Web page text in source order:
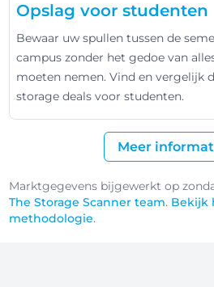
Opslag voor studenten
Bewaar uw spullen tussen de
campus zonder het gedoe van
moeten nemen. Vind en vergelijk
storage deals voor studenten.
Meer
Marktgegevens bijgewerkt op
The Storage Scanner team. Bekijk
methodologie.